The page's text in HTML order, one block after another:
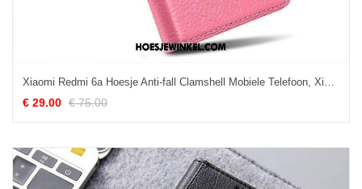
Xiaomi Redmi 6a Hoesje Anti-fall Clamshell Mobiele Telefoon, Xiaomi Redmi 6a Hoesje Leren Etui Bescherming
€ 29.00 € 75.00